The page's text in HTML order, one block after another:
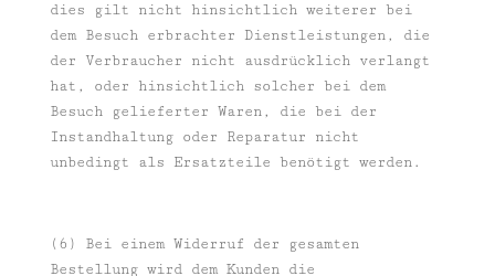
dies gilt nicht hinsichtlich weiterer bei
dem Besuch erbrachter Dienstleistungen, die
der Verbraucher nicht ausdrücklich verlangt
hat, oder hinsichtlich solcher bei dem
Besuch gelieferter Waren, die bei der
Instandhaltung oder Reparatur nicht
unbedingt als Ersatzteile benötigt werden.
(6) Bei einem Widerruf der gesamten
Bestellung wird dem Kunden die